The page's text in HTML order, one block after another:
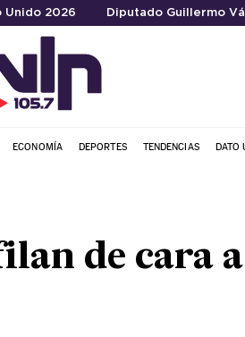
Unido 2026 Diputado Guillermo
ECONOMÍA DEPORTES TENDENCIAS DATO
de cara